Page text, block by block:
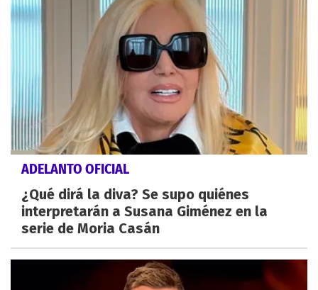
ADELANTO OFICIAL
¿Qué dirá la diva? Se supo quiénes
interpretarán a Susana Giménez en la
serie de Moria Casán